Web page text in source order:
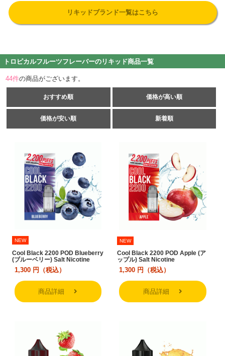
リキッドブランド一覧はこちら
トロピカルフルーツフレーバーのリキッド商品一覧
44件の商品がございます。
おすすめ順 価格が高い順
価格が安い順 新着順
NEW
Cool Black 2200 POD Blueberry
(ブルーベリー) Salt Nicotine
1,300 円（税込）
商品詳細
NEW
Cool Black 2200 POD Apple (ア
ップル) Salt Nicotine
1,300 円（税込）
商品詳細